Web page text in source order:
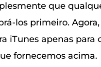
que
los primeiro.
iTunes apenas para
fornecemos acima.